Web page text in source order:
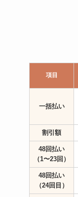
項目
一括払い
割引額
48回払い
（1〜23回）
48回払い
（24回目）